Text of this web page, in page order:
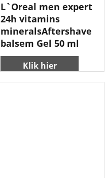
L`Oreal men expert
24h vitamins
mineralsAftershave
balsem Gel 50 ml
Klik hier